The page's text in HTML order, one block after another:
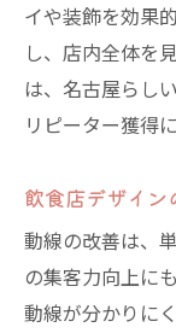
イや装飾を効果
し、店内全体を
は、名古屋らし
リピーター獲得
飲食店デザイ
動線の改善は、
の集客力向上に
動線が分かりに